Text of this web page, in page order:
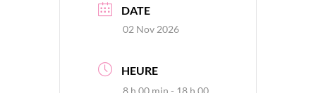
DATE
02 Nov 2026
HEURE
8 h 00 min - 18 h 00